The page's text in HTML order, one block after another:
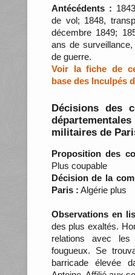
Antécédents :
de vol; 1848,
décembre 1849;
ans de
de guerre.
Voir la fiche de
base des Inculpés
Décisions des
militaires de
Proposition des
Plus coupable
Décision de la
Paris : Algérie plus
Observations en
des plus exaltés.
relations avec les
fougueux. Se
barricade élevée